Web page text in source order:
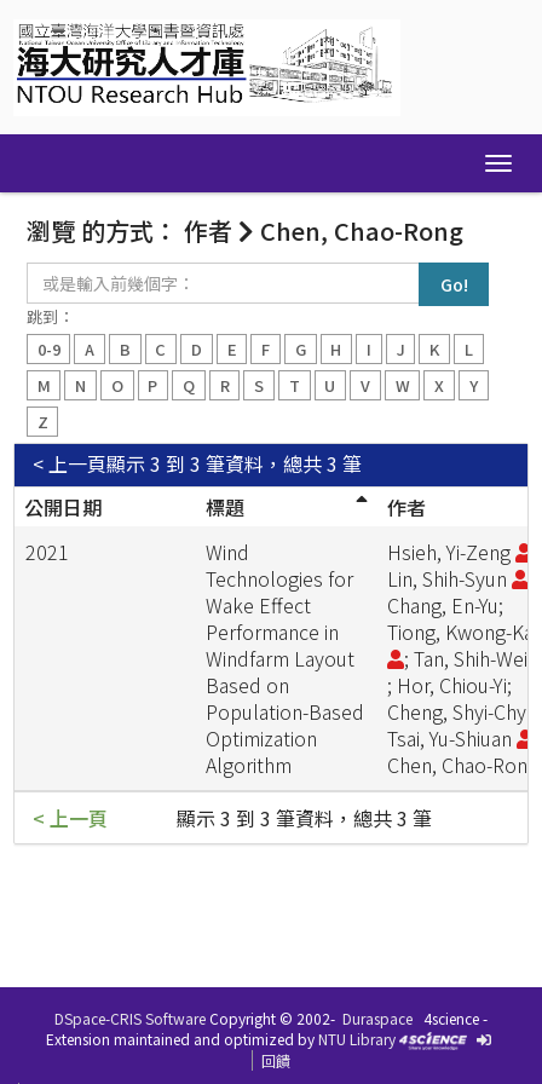
navigation
瀏覽 的方式： 作者 Chen, Chao-Rong
入
前
幾
個
跳到：
0-9
A B C D E F G H I J K
L
M
N O P Q R S T U V W X
Y
Z
顯示 3 到 3 筆資料，總共 3 筆
< 上一頁
公開日期
標題
作者
2021
Wind
Technologies for
Wake Effect
Performance in
Windfarm Layout
Based on
Population-Based
Optimization
Algorithm
Hsieh, Yi-Zeng
Lin, Shih-Syun
Chang, En-Yu;
Tiong, Kwong-
; Tan, Shih-Wei
; Hor, Chiou-Yi;
Cheng, Shyi-Chy
Tsai, Yu-Shiuan
Chen, Chao-Rong
顯示 3 到 3 筆資料，總共 3 筆
< 上一頁
DSpace-CRIS SoftwareCopyright © 2002- Duraspace 4science -
Extension maintained and optimized byNTU Library
回饋